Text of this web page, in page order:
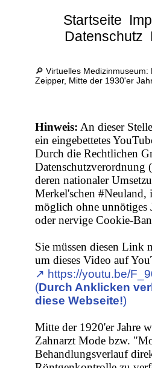
Startseite
Datenschutz
🔎 Virtuelles Medizinmuseum:
Zeipper, Mitte der 1930'er
Hinweis: An dieser
ein eingebettetes
Durch die Rechtlichen
Datenschutzverordnung
deren nationaler
Merkel'schen #Neuland,
möglich ohne unnötiges
oder nervige Cookie-
Sie müssen diesen Link
um dieses Video auf
↗︎ https://youtu.be/
(Durch Anklicken
diese Webseite!)
Mitte der 1920'er Jahre
Zahnarzt Mode bzw.
Behandlungsverlauf